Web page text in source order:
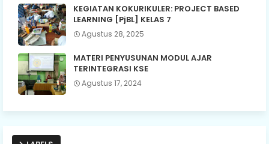
KEGIATAN KOKURIKULER: PROJECT BASED
LEARNING [PjBL] KELAS 7
Agustus 28, 2025
MATERI PENYUSUNAN MODUL AJAR
TERINTEGRASI KSE
Agustus 17, 2024